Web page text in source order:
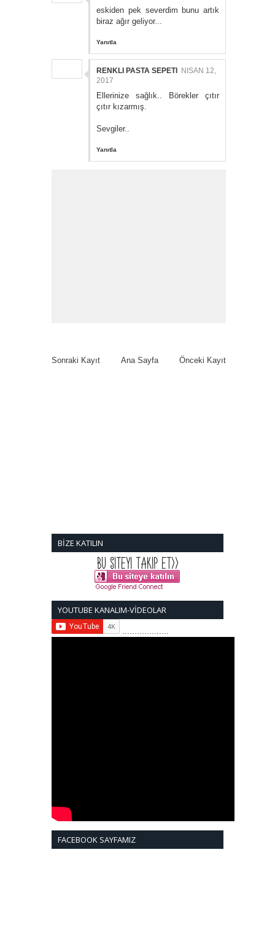
eskiden pek severdim bunu artık
biraz ağır geliyor...
Yanıtla
RENKLI PASTA SEPETI
NISAN 12,
2017
Ellerinize sağlık.. Börekler çıtır
çıtır kızarmış.
Sevgiler..
Yanıtla
Sonraki Kayıt Önceki Kayıt
Ana Sayfa
BİZE KATILIN
YOUTUBE KANALIM-VİDEOLAR
FACEBOOK SAYFAMIZ